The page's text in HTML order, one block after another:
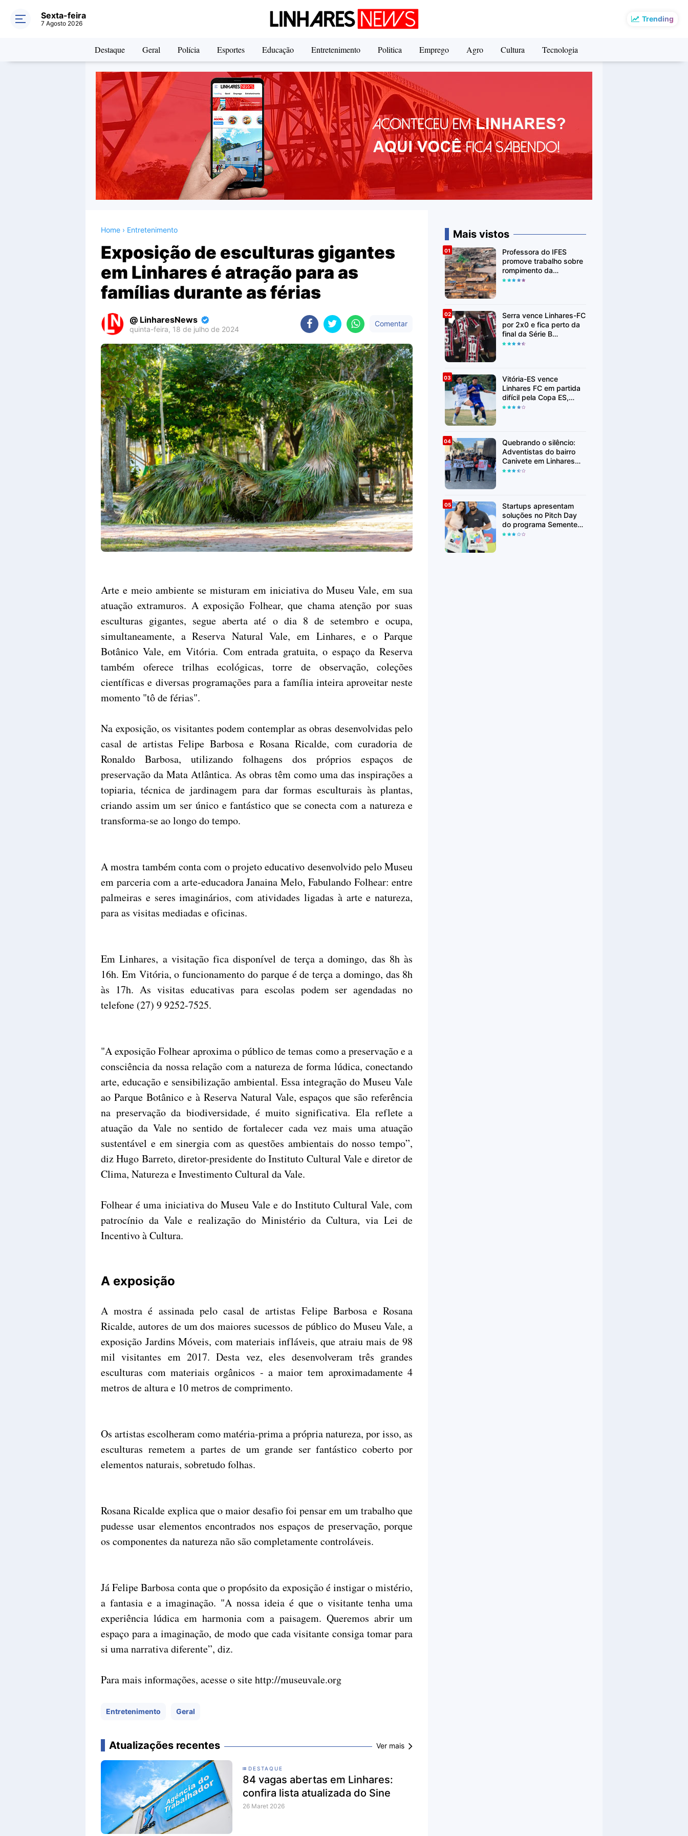
Trending
Sexta-feira
7 Agosto 2026
Destaque Geral Polícia Esportes Educação Entretenimento Politica Emprego Agro Cultura Tecnologia
Home › Entretenimento
Exposição de esculturas gigantes
em Linhares é atração para as
famílias durante as férias
LinharesNews
quinta-feira, 18 de julho de 2024
Comentar
Premium
By
Raushan
Design
With
Shroff
Templates
Arte e meio ambiente se misturam em iniciativa do Museu Vale, em sua
atuação extramuros. A exposição Folhear, que chama atenção por suas
esculturas gigantes, segue aberta até o dia 8 de setembro e ocupa,
simultaneamente, a Reserva Natural Vale, em Linhares, e o Parque
Botânico Vale, em Vitória. Com entrada gratuita, o espaço da Reserva
também oferece trilhas ecológicas, torre de observação, coleções
científicas e diversas programações para a família inteira aproveitar neste
momento "tô de férias".
Na exposição, os visitantes podem contemplar as obras desenvolvidas pelo
casal de artistas Felipe Barbosa e Rosana Ricalde, com curadoria de
Ronaldo Barbosa, utilizando folhagens dos próprios espaços de
preservação da Mata Atlântica. As obras têm como uma das inspirações a
topiaria, técnica de jardinagem para dar formas esculturais às plantas,
criando assim um ser único e fantástico que se conecta com a natureza e
transforma-se ao longo do tempo.
A mostra também conta com o projeto educativo desenvolvido pelo Museu
em parceria com a arte-educadora Janaina Melo, Fabulando Folhear: entre
palmeiras e seres imaginários, com atividades ligadas à arte e natureza,
para as visitas mediadas e oficinas.
Em Linhares, a visitação fica disponível de terça a domingo, das 8h às
16h. Em Vitória, o funcionamento do parque é de terça a domingo, das 8h
às 17h. As visitas educativas para escolas podem ser agendadas no
telefone (27) 9 9252-7525.
"A exposição Folhear aproxima o público de temas como a preservação e a
consciência da nossa relação com a natureza de forma lúdica, conectando
arte, educação e sensibilização ambiental. Essa integração do Museu Vale
ao Parque Botânico e à Reserva Natural Vale, espaços que são referência
na preservação da biodiversidade, é muito significativa. Ela reflete a
atuação da Vale no sentido de fortalecer cada vez mais uma atuação
sustentável e em sinergia com as questões ambientais do nosso tempo”,
diz Hugo Barreto, diretor-presidente do Instituto Cultural Vale e diretor de
Clima, Natureza e Investimento Cultural da Vale.
Folhear é uma iniciativa do Museu Vale e do Instituto Cultural Vale, com
patrocínio da Vale e realização do Ministério da Cultura, via Lei de
Incentivo à Cultura.
A exposição
A mostra é assinada pelo casal de artistas Felipe Barbosa e Rosana
Ricalde, autores de um dos maiores sucessos de público do Museu Vale, a
exposição Jardins Móveis, com materiais infláveis, que atraiu mais de 98
mil visitantes em 2017. Desta vez, eles desenvolveram três grandes
esculturas com materiais orgânicos - a maior tem aproximadamente 4
metros de altura e 10 metros de comprimento.
Os artistas escolheram como matéria-prima a própria natureza, por isso, as
esculturas remetem a partes de um grande ser fantástico coberto por
elementos naturais, sobretudo folhas.
Rosana Ricalde explica que o maior desafio foi pensar em um trabalho que
pudesse usar elementos encontrados nos espaços de preservação, porque
os componentes da natureza não são completamente controláveis.
Já Felipe Barbosa conta que o propósito da exposição é instigar o mistério,
a fantasia e a imaginação. "A nossa ideia é que o visitante tenha uma
experiência lúdica em harmonia com a paisagem. Queremos abrir um
espaço para a imaginação, de modo que cada visitante consiga tomar para
si uma narrativa diferente”, diz.
Para mais informações, acesse o site http://museuvale.org
Entretenimento Geral
Atualizações recentes Ver mais
DESTAQUE
84 vagas abertas em Linhares:
confira lista atualizada do Sine
26 Maret 2026
Mais vistos
Professora do IFES
promove trabalho sobre
rompimento da
Barragem de Fundão em
Serra vence Linhares-FC
por 2x0 e fica perto da
final da Série B
Capixaba
Vitória-ES vence
Linhares FC em partida
difícil pela Copa ES,
Linhares FC segue para
Quebrando o silêncio:
Adventistas do bairro
Canivete em Linhares
encorajam vítimas de
Startups apresentam
soluções no Pitch Day
do programa Sementes
em Linhares